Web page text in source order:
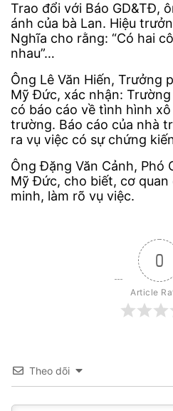
Trao đổi với Báo GD&TĐ,
ánh của bà Lan. Hiệu
Nghĩa cho rằng: “Có hai
nhau”…
Ông Lê Văn Hiến, Trưởng
Mỹ Đức, xác nhận:
có báo cáo về tình hình
trường. Báo cáo của nhà
ra vụ việc có sự chứng
Ông Đặng Văn Cảnh, Phó
Mỹ Đức, cho biết, cơ quan
minh, làm rõ vụ việc.
0
Article
Theo dõi